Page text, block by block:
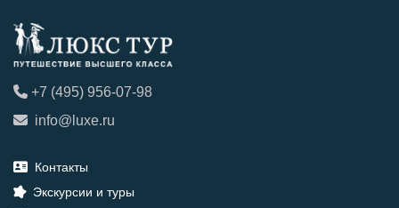
+7 (495) 956-07-98
info@luxe.ru
Контакты
Экскурсии и туры